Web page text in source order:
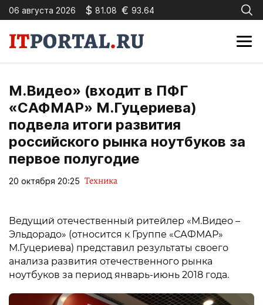
06 августа 2026 $ 81.08 € 93.64
М.Видео» (входит в ПФГ
«САФМАР» М.Гуцериева)
подвела итоги развития
российского рынка ноутбуков за
первое полугодие
20 октября 20:25 Техника
Ведущий отечественный ритейлер «М.Видео –
Эльдорадо» (относится к Группе «САФМАР»
М.Гуцериева) представил результаты своего
анализа развития отечественного рынка
ноутбуков за период январь-июнь 2018 года.